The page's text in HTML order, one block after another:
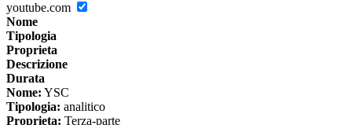
youtube.com
Nome
Tipologia
Proprieta
Descrizione
Durata
Nome: YSC
Tipologia: analitico
Proprieta: Terza-parte